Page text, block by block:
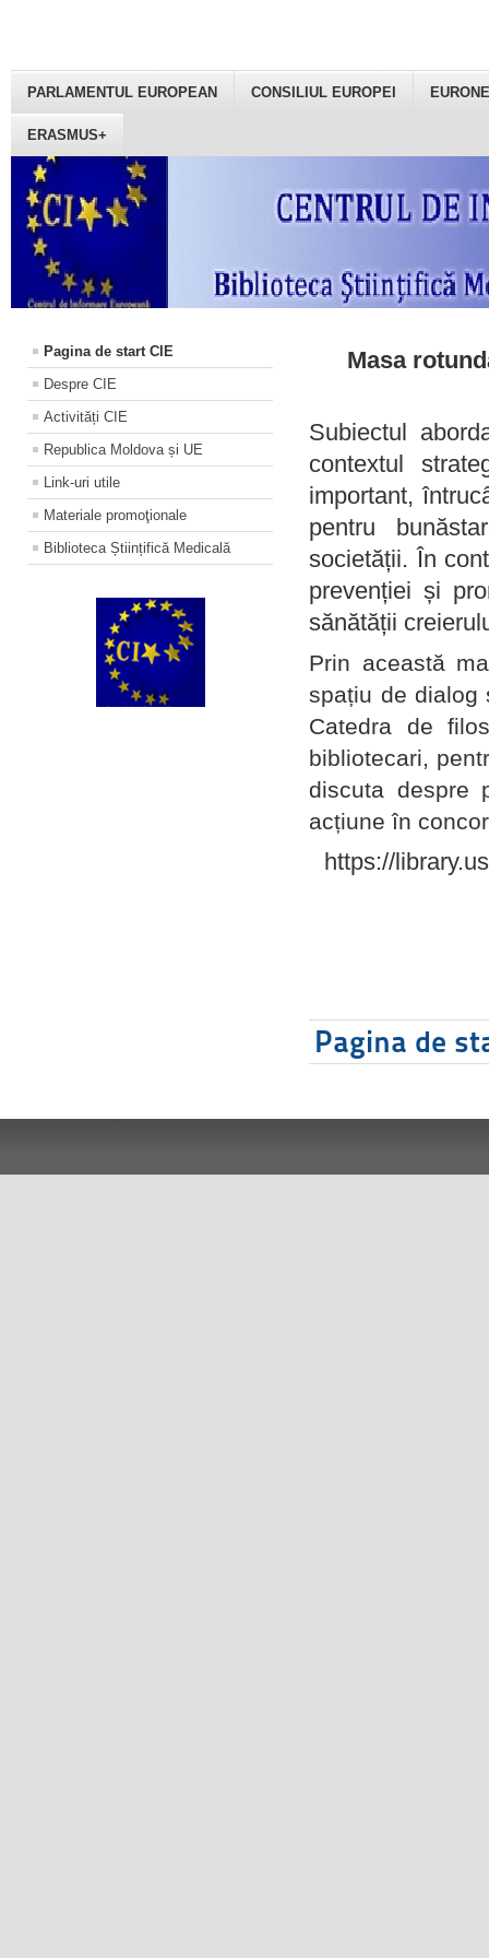
PARLAMENTUL EUROPEAN CONSILIUL EUROPEI
ERASMUS+
Pagina de start CIE
Despre CIE
Activități CIE
Republica Moldova și UE
Link-uri utile
Materiale promoţionale
Biblioteca Științifică Medicală
Masa
Subiectul
contextul
important,
pentru
societății. În
prevenției și
sănătății
Prin această
spațiu de dialog
Catedra de
bibliotecari,
discuta despre
acțiune în
https://
Pagina de